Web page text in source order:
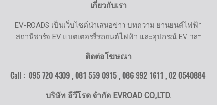
เกี่ยวกับเรา
EV-ROADS เป็นเว็บไซต์นำเสนอข่าว บทความ ยานยนต์ไฟฟ้า
สถานีชาร์จ EV แบตเตอรรี่รถยนต์ไฟฟ้า และอุปกรณ์ EV ฯลฯ
ติดต่อโฆษณา
Call : 095 720 4309 , 081 559 0915 , 086 992 1611 ,02 0540884
บริษัท อีวีโรด จำกัด EVROAD CO.,LTD.